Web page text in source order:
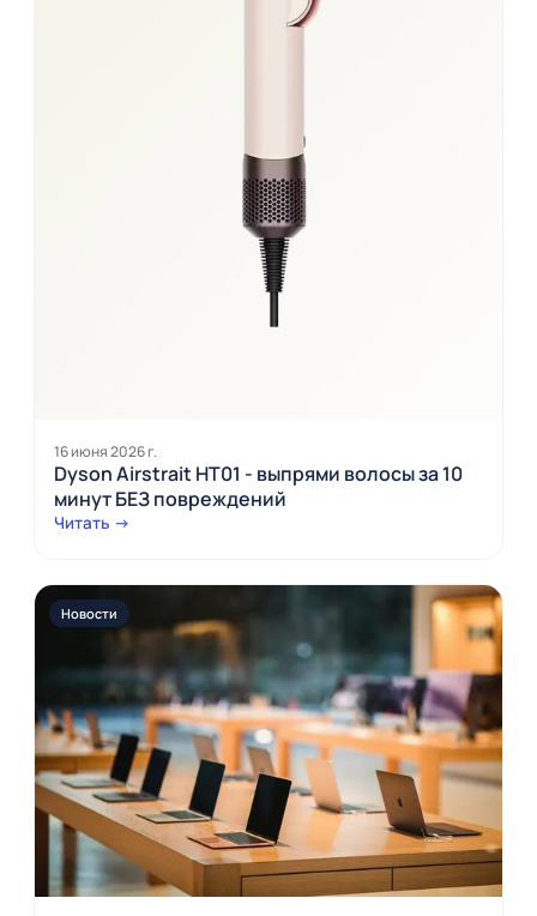
16 июня 2026 г.
Dyson Airstrait HT01 - выпрями волосы за 10
минут БЕЗ повреждений
Читать →
Новости